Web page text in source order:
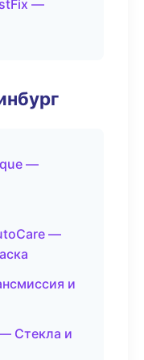
—
—
—
и
Стекла и